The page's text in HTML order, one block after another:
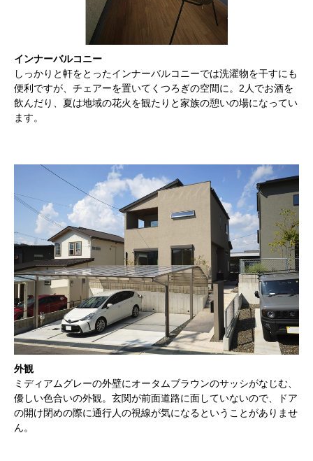
インナーバルコニー
しっかりと軒をとったインナーバルコニーでは洗濯物を干すにも
便利ですが、チェアーを置いてくつろぎの空間に。2人でお酒を
飲んだり、夏は地域の花火を観たりと家族の憩いの場になってい
ます。
外観
ミディアムグレーの外壁にオータムブラウンのサッシがなじむ、
優しい色合いの外観。玄関が前面道路に面していないので、ドア
の開け閉めの際に通行人の視線が気になるということがありませ
ん。